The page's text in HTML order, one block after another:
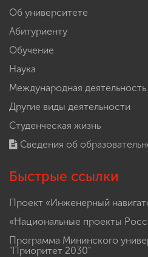
Об университете
Абитуриенту
Обучение
Наука
Международная деятельность
Другие виды деятельности
Студенческая жизнь
Сведения об
Быстрые ссылки
Проект «Инженерный
«Национальные проекты
Программа Мининского
"Приоритет 2030"